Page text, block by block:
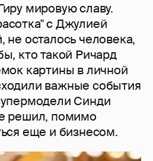
мировую славу.
с Джулией
не осталось человека,
кто такой Ричард
картины в личной
важные события
Синди
решил, помимо
еще и бизнесом.